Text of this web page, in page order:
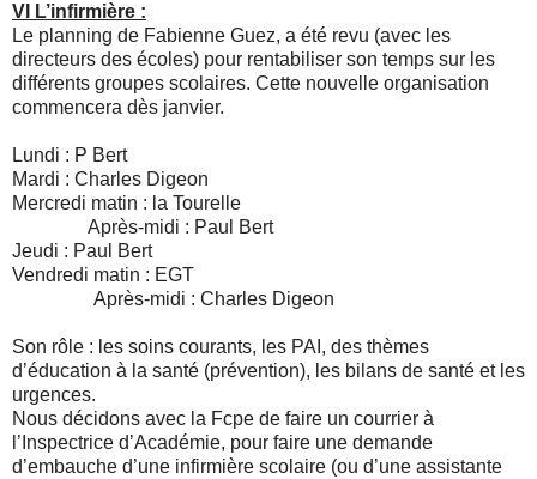
VI L’infirmière :
Le planning de Fabienne Guez, a été revu (avec les
directeurs des écoles) pour rentabiliser son temps sur les
différents groupes scolaires. Cette nouvelle organisation
commencera dès janvier.
Lundi : P Bert
Mardi : Charles Digeon
Mercredi matin : la Tourelle
Après-midi : Paul Bert
Jeudi : Paul Bert
Vendredi matin : EGT
Après-midi : Charles Digeon
Son rôle : les soins courants, les PAI, des thèmes
d’éducation à la santé (prévention), les bilans de santé et les
urgences.
Nous décidons avec la Fcpe de faire un courrier à
l’Inspectrice d’Académie, pour faire une demande
d’embauche d’une infirmière scolaire (ou d’une assistante